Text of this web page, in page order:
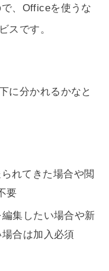
、Officeを使うな
スです。
に分かれるかなと
れてきた場合や閲
要
集したい場合や新
合は加入必須